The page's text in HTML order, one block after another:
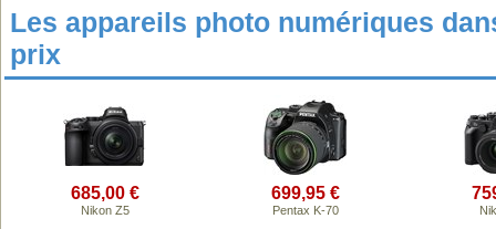
Les appareils photo numériques
prix
685,00 €
Nikon Z5
699,95 €
Pentax K-70